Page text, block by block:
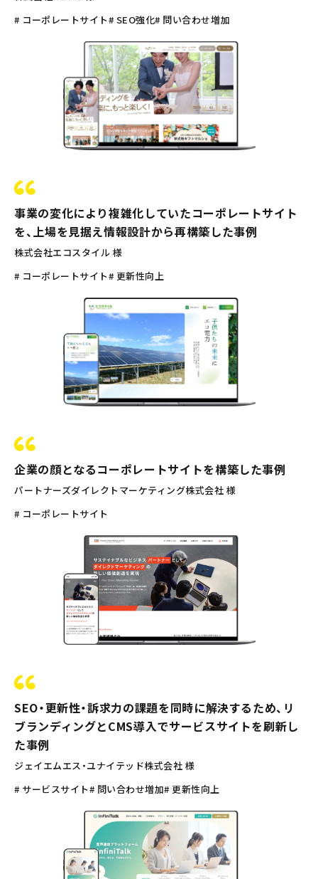
# コーポレートサイト# SEO強化# 問い合わせ増加
事業の変化により複雑化していたコーポレートサイト
を、上場を見据え情報設計から再構築した事例
株式会社エコスタイル 様
# コーポレートサイト# 更新性向上
企業の顔となるコーポレートサイトを構築した事例
パートナーズダイレクトマーケティング株式会社 様
# コーポレートサイト
SEO・更新性・訴求力の課題を同時に解決するため、リ
ブランディングとCMS導入でサービスサイトを刷新し
た事例
ジェイエムエス・ユナイテッド株式会社 様
# サービスサイト# 問い合わせ増加# 更新性向上